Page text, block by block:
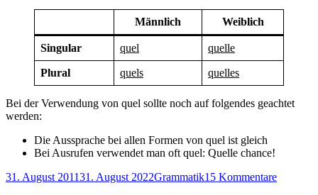
Männlich Weiblich
Singular quel quelle
Plural quels quelles
Bei der Verwendung von quel sollte noch auf folgendes geachtet
werden:
Die Aussprache bei allen Formen von quel ist gleich
Bei Ausrufen verwendet man oft quel: Quelle chance!
Veröffentlicht
31. August 201131. August 2022Kategorien
Grammatik15 Kommentarezu